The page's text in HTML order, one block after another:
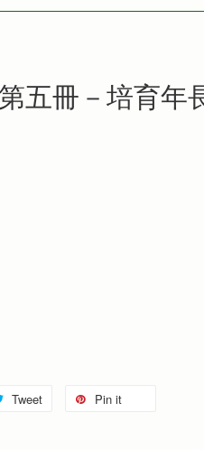
五冊－培育年
Tweet Pin it